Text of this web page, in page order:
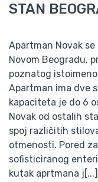
STAN
Apartman Novak se
Novom Beogradu,
poznatog
Apartman ima dve
kapaciteta je do 6
Novak od ostalih
spoj različitih
otmenosti. Pored
sofisticiranog
kutak aprtmana j[...]